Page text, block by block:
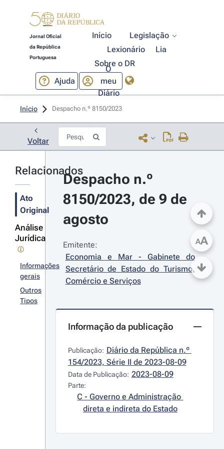
Jornal Oficial
da República
Portuguesa
Início
Legislação
Lexionário
Lia
Sobre o DR
Ajuda
O
meu
Diário
Início Despacho n.º 8150/2023
Voltar
Relacionados
Ato
Original
Análise
Jurídica
Informações
gerais
Outros
Tipos
Despacho n.º
8150/2023, de 9 de
agosto
Emitente:
Economia e Mar - Gabinete do
Secretário de Estado do Turismo,
Comércio e Serviços
Informação da publicação
Publicação: Diário da República n.º
154/2023, Série II de 2023-08-09
Data de Publicação: 2023-08-09
Parte:
C - Governo e Administração
direta e indireta do Estado
AA